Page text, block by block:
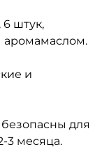
штук,
и
для
3 месяца.